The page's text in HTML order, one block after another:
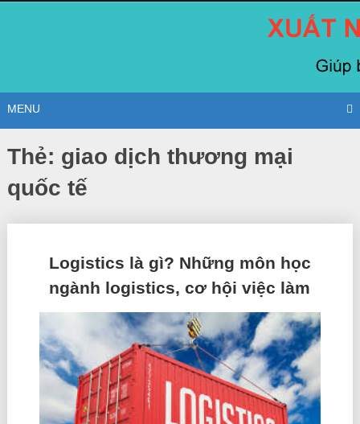
MENU
Thẻ: giao dịch thương mại
quốc tế
Logistics là gì? Những môn học
ngành logistics, cơ hội việc làm
navigation